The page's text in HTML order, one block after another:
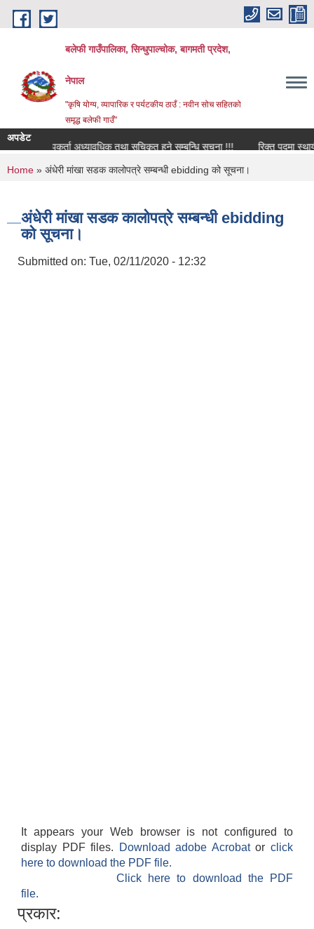
Skip to main content
बलेफी गाउँपालिका, सिन्धुपाल्चोक, बागमती प्रदेश,
नेपाल
"कृषि योग्य, व्यापारिक र पर्यटकीय ठाउँ : नवीन सोच सहितको
समृद्ध बलेफी गाउँ"
अपडेट
मेलमिलापकर्ता अध्यावधिक तथा सूचिकृत हुने सम्बन्धि सूचना !!!
रिक्त पदमा स्थायी
You are here
Home » अंधेरी मांखा सडक कालोपत्रे सम्बन्धी ebidding को सूचना।
अंधेरी मांखा सडक कालोपत्रे सम्बन्धी ebidding
को सूचना।
Submitted on: Tue, 02/11/2020 - 12:32
It appears your Web browser is not configured to
display PDF files.
Download adobe Acrobatorclick
here to download the PDF file.
Click here to download the PDF
file.
प्रकार: